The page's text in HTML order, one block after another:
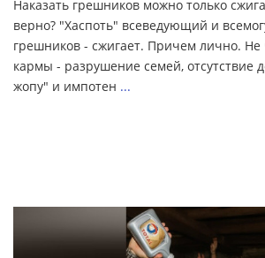
Наказать грешников можно только
верно? "Хаспоть" всеведующий и
грешников - сжигает. Причем лично. Не
кармы - разрушение семей, отсутствие
жопу" и импотен ...